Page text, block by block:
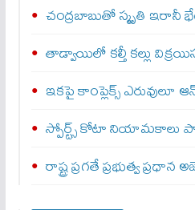
చంద్రబాబుతో స్మృతి ఇరానీ
తాడ్వాయిలో కల్తీ కల్లు
ఇకపై కాంప్లెక్స్ ఎరువులూ
స్పోర్ట్స్ కోటా నియామకాలు
రాష్ట్ర ప్రగతే ప్రభుత్వ